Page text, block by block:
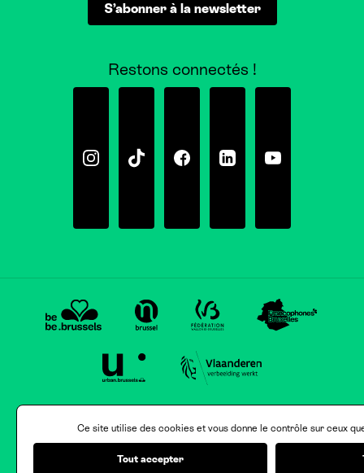
S’abonner à la newsletter
Restons connectés !
InstagramTiktok FacebookLinkedinYoutube
Ce site utilise des cookies et vous donne le contrôle sur ceux
Tout accepter